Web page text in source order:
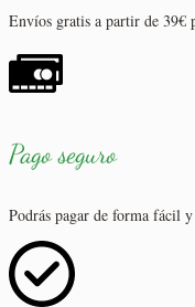
Envíos gratis a partir de 39€
Pago seguro
Podrás pagar de forma fácil